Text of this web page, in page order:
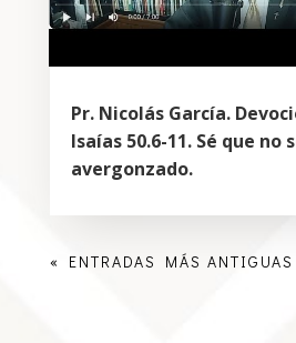
Pr. Nicolás García.
Isaías 50.6-11. Sé que no
avergonzado.
« ENTRADAS MÁS ANTIGUAS